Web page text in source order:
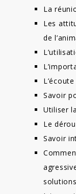
La
Les
de
Savoir
Utiliser
Le
Savoir
solutions